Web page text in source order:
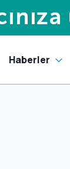
Haberler